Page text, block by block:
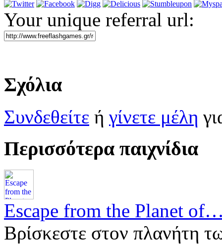
Your unique referral url:
Σχόλια
Συνδεθείτε ή γίνετε μέλη
Περισσότερα παιχνίδια
Escape from the Planet
Βρίσκεστε στον πλανήτη